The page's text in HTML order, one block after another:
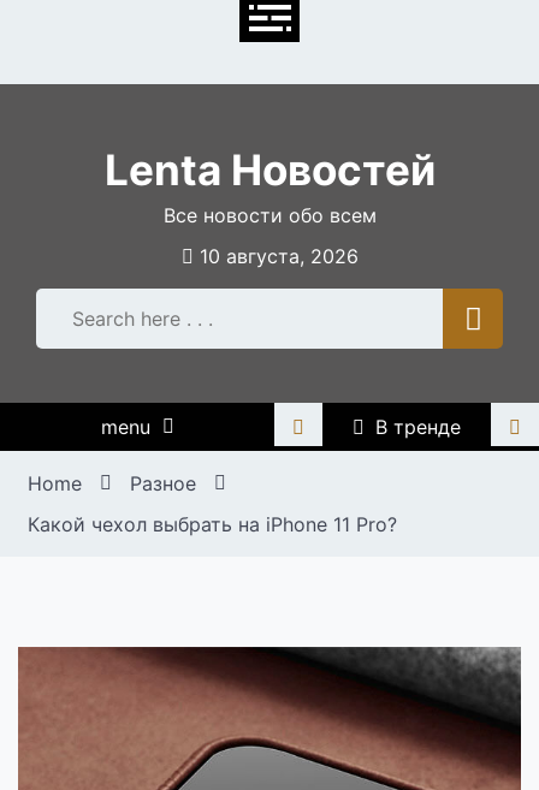
Lenta Новостей
Все новости обо всем
10 августа, 2026
menu В тренде
Home
Разное
Какой чехол выбрать на iPhone 11 Pro?